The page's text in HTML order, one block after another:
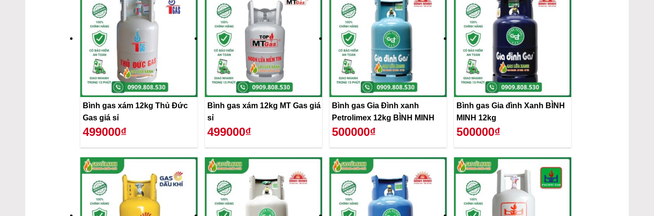
Bình gas xám 12kg Thủ Đức
Gas giá sỉ
499000₫
Bình gas xám 12kg MT Gas giá
sỉ
499000₫
Bình gas Gia Đình xanh
Petrolimex 12kg BÌNH MINH
500000₫
Bình gas Gia đình Xanh BÌNH
MINH 12kg
500000₫